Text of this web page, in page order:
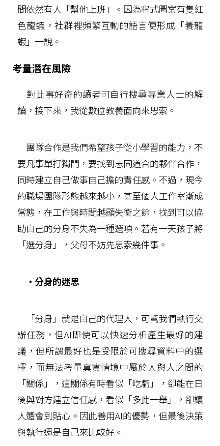
間依然有人「幫他上班」。因為程式圖案有隻紅
色龍蝦，社群裡頻繁互動的語言便形成「養龍
蝦」一說。
考量潛在風險
對此事好奇的讀者可自行搜尋專業人士的解
讀，接下來，我從數位教養面向來思索。
團隊合作是我們希望孩子從小學習的能力，不
要凡事單打獨鬥，要找到志同道合的夥伴合作，
同時建立自己做事自己擔的責任感。不過，現今
的職場團隊形態越來越小，甚至個人工作室漸成
常態，在工作與時間越顯失衡之餘，找到可以協
助自己的分身不失為一種選項。若有一天孩子將
「選分身」，父母不妨先思索幾件事。
‧分身的迷思
「分身」就是自己的代理人，可幫我們執行交
辦任務，但AI即使可以快速分析產生最好的建
議，但所謂最好也是受限於可搜尋資料中的選
擇，而無法考量真實情境中屬於人與人之間的
「關係」，這關係有時看似「吃虧」，卻能在日
後與對方建立信任感，看似「多此一舉」，卻讓
人體會到貼心。因此善用AI的優勢，但最後決策
與執行還是自己來比較好。